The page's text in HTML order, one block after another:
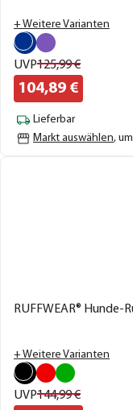
+ Weitere Varianten
UVP125,99€
104,89 €
Lieferbar
Markt auswählen,
RUFFWEAR® Hunde-
+ Weitere Varianten
UVP144,99€